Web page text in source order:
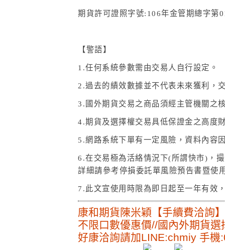
期貨許可證照字號:106年金管期總字第
【警語】
1.任何系統參數需由交易人自行設定。
2.過去的績效數據並不代表未來獲利，
3. 國外期貨交易之商品須經主管機關之
4.期貨及選擇權交易具低保證金之高度
5.網路系統下單有一定風險，資料內容
6.在交易極為活絡情況下(所謂快市)，
詳細請參考停損委託單風險預告書暨使
7.此文宣使用時限為即日起至一年有效
康和期貨陳米穎【手續費洽詢】
不限口數優惠價//國內外期貨
好康洽詢請加LINE:chmiy 手機